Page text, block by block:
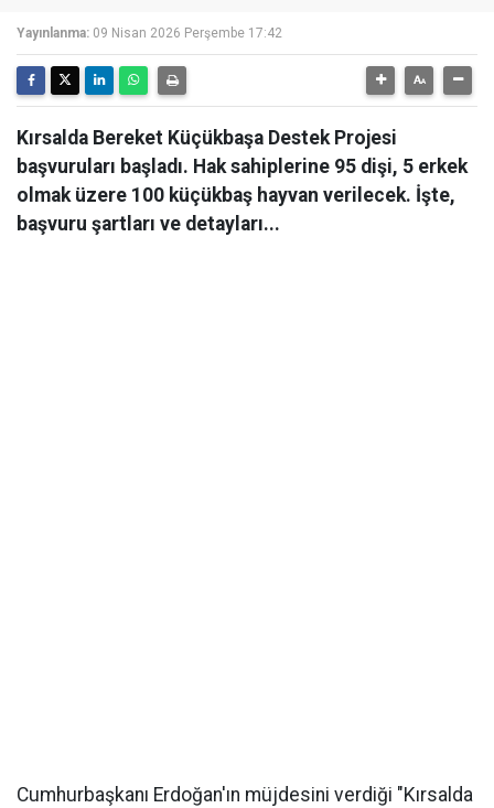
Yayınlanma: 09 Nisan 2026 Perşembe 17:42
Kırsalda Bereket Küçükbaşa Destek Projesi
başvuruları başladı. Hak sahiplerine 95 dişi, 5 erkek
olmak üzere 100 küçükbaş hayvan verilecek. İşte,
başvuru şartları ve detayları...
Cumhurbaşkanı Erdoğan'ın müjdesini verdiği "Kırsalda